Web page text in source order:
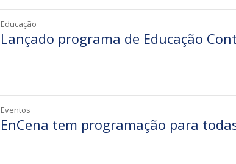
Educação
Lançado programa de Educação
Eventos
EnCena tem programação para